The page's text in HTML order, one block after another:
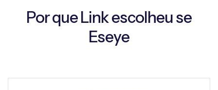
Por que Link escolheu se
Eseye